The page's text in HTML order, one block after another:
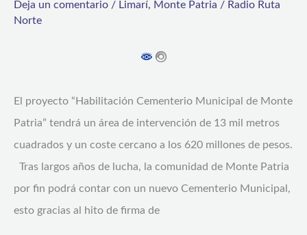
Deja un comentario / Limarí, Monte Patria / Radio Ruta
Norte
El proyecto “Habilitación Cementerio Municipal de Monte
Patria” tendrá un área de intervención de 13 mil metros
cuadrados y un coste cercano a los 620 millones de pesos.
Tras largos años de lucha, la comunidad de Monte Patria
por fin podrá contar con un nuevo Cementerio Municipal,
esto gracias al hito de firma de
“Habilitación
Monte
Patria”